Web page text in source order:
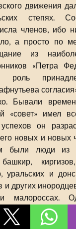
движения
степях.
членов, ибо
а просто по
из
«Петра
роль
Бывали
«совет» имел
он
новых и новых
были люди из
уральских и
других
и малороссах.
участие с
Пулавский,